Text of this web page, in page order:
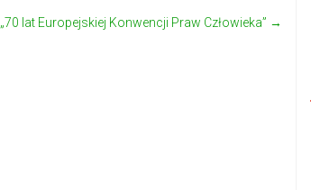
„70 lat Europejskiej Konwencji Praw Człowieka” →